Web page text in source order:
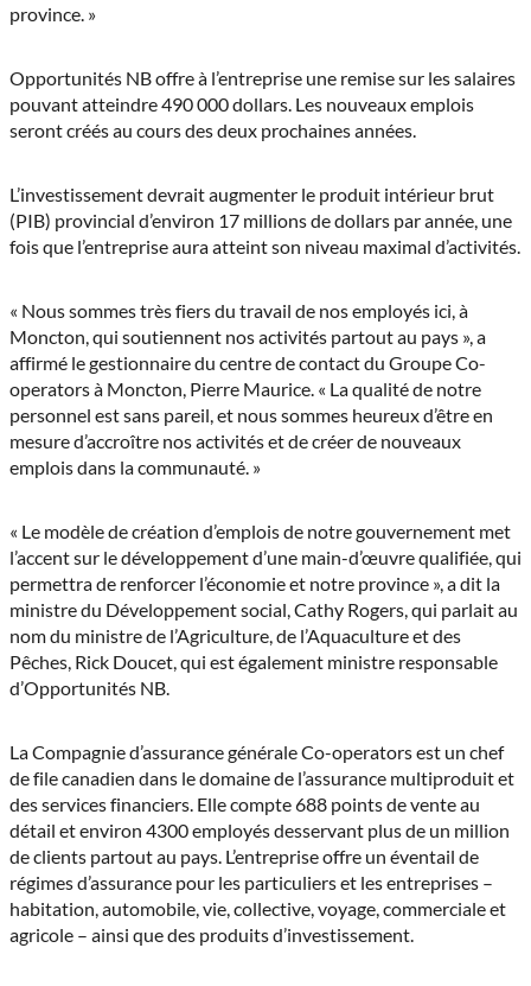
province. »
Opportunités NB offre à l’entreprise une remise sur les salaires
pouvant atteindre 490 000 dollars. Les nouveaux emplois
seront créés au cours des deux prochaines années.
L’investissement devrait augmenter le produit intérieur brut
(PIB) provincial d’environ 17 millions de dollars par année, une
fois que l’entreprise aura atteint son niveau maximal d’activités.
« Nous sommes très fiers du travail de nos employés ici, à
Moncton, qui soutiennent nos activités partout au pays », a
affirmé le gestionnaire du centre de contact du Groupe Co-
operators à Moncton, Pierre Maurice. « La qualité de notre
personnel est sans pareil, et nous sommes heureux d’être en
mesure d’accroître nos activités et de créer de nouveaux
emplois dans la communauté. »
« Le modèle de création d’emplois de notre gouvernement met
l’accent sur le développement d’une main-d’œuvre qualifiée, qui
permettra de renforcer l’économie et notre province », a dit la
ministre du Développement social, Cathy Rogers, qui parlait au
nom du ministre de l’Agriculture, de l’Aquaculture et des
Pêches, Rick Doucet, qui est également ministre responsable
d’Opportunités NB.
La Compagnie d’assurance générale Co-operators est un chef
de file canadien dans le domaine de l’assurance multiproduit et
des services financiers. Elle compte 688 points de vente au
détail et environ 4300 employés desservant plus de un million
de clients partout au pays. L’entreprise offre un éventail de
régimes d’assurance pour les particuliers et les entreprises –
habitation, automobile, vie, collective, voyage, commerciale et
agricole – ainsi que des produits d’investissement.